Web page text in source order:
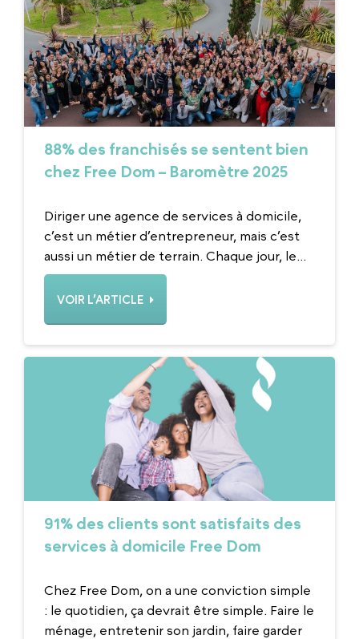
88% des franchisés se sentent bien
chez Free Dom – Baromètre 2025
Diriger une agence de services à domicile,
c’est un métier d’entrepreneur, mais c’est
aussi un métier de terrain. Chaque jour, le...
VOIR L’ARTICLE
91% des clients sont satisfaits des
services à domicile Free Dom
Chez Free Dom, on a une conviction simple
: le quotidien, ça devrait être simple. Faire le
ménage, entretenir son jardin, faire garder